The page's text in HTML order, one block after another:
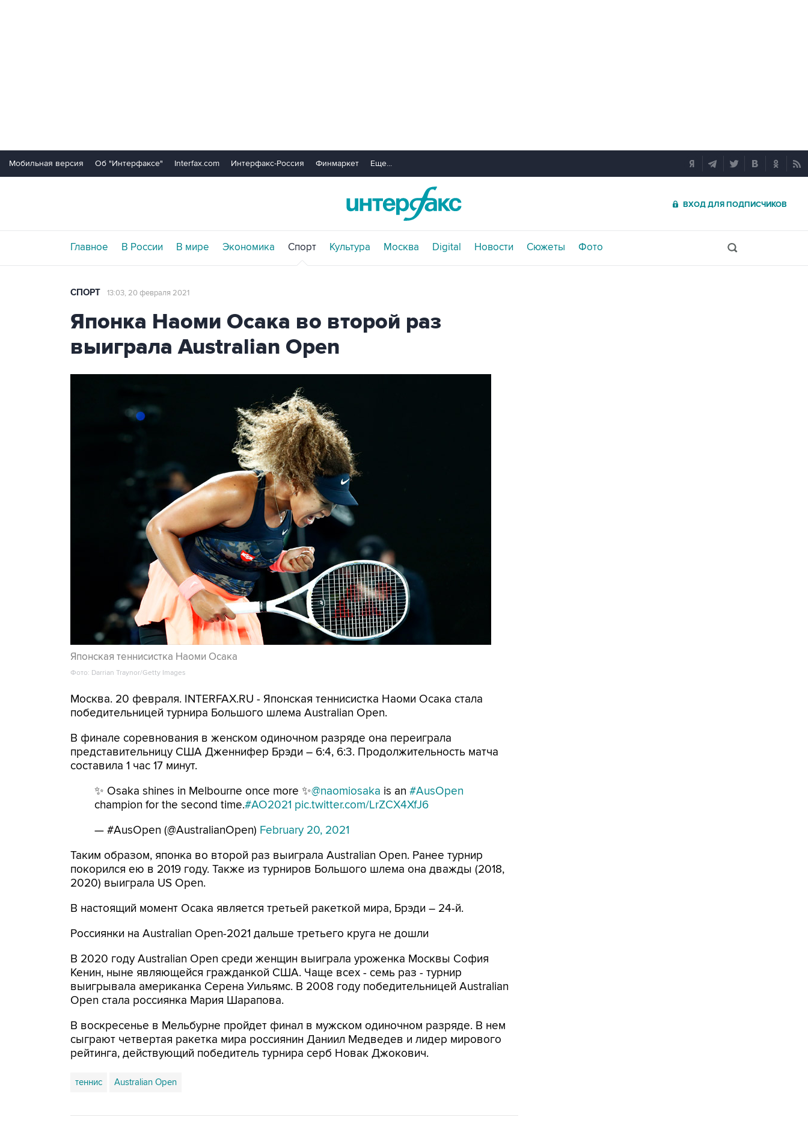
Мобильная версия Об "Интерфаксе" Interfax.com Интерфакс-Россия Финмаркет Еще...
ВХОД ДЛЯ ПОДПИСЧИКОВ
Главное В России В мире Экономика Спорт Культура Москва Digital Новости Сюжеты Фото
СПОРТ 13:03, 20 февраля 2021
Японка Наоми Осака во второй раз
выиграла Australian Open
Японская теннисистка Наоми Осака
Фото: Darrian Traynor/Getty Images
Москва. 20 февраля. INTERFAX.RU - Японская теннисистка Наоми Осака стала
победительницей турнира Большого шлема Australian Open.
В финале соревнования в женском одиночном разряде она переиграла
представительницу США Дженнифер Брэди – 6:4, 6:3. Продолжительность матча
составила 1 час 17 минут.
✨ Osaka shines in Melbourne once more ✨@naomiosaka is an #AusOpen
champion for the second time.#AO2021 pic.twitter.com/LrZCX4XfJ6
— #AusOpen (@AustralianOpen) February 20, 2021
Таким образом, японка во второй раз выиграла Australian Open. Ранее турнир
покорился ею в 2019 году. Также из турниров Большого шлема она дважды (2018,
2020) выиграла US Open.
В настоящий момент Осака является третьей ракеткой мира, Брэди – 24-й.
Россиянки на Australian Open-2021 дальше третьего круга не дошли
В 2020 году Australian Open среди женщин выиграла уроженка Москвы София
Кенин, ныне являющейся гражданкой США. Чаще всех - семь раз - турнир
выигрывала американка Серена Уильямс. В 2008 году победительницей Australian
Open стала россиянка Мария Шарапова.
В воскресенье в Мельбурне пройдет финал в мужском одиночном разряде. В нем
сыграют четвертая ракетка мира россиянин Даниил Медведев и лидер мирового
рейтинга, действующий победитель турнира серб Новак Джокович.
теннис Australian Open